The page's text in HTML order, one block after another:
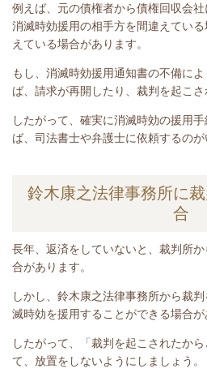
例えば、元の債権者から債権回収会社
消滅時効援用の相手方を間違えてい
えている場合があります。
もし、消滅時効援用通知書の不備に
ば、請求が再開したり、裁判を起こさ
したがって、確実に消滅時効の援用
ば、司法書士や弁護士に依頼するのが
鈴木康之法律事務所に
合
長年、返済をしていないと
、裁判所
合があります。
しかし、鈴木康之法律事務所から裁
滅時効を援用することができる場合が
したがって、「裁判を起こされたか
て、放置をしないようにしましょう。